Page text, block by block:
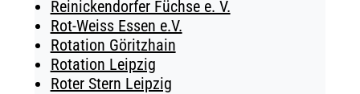
Reinickendorfer Füchse e. V.
Rot-Weiss Essen e.V.
Rotation Göritzhain
Rotation Leipzig
Roter Stern Leipzig